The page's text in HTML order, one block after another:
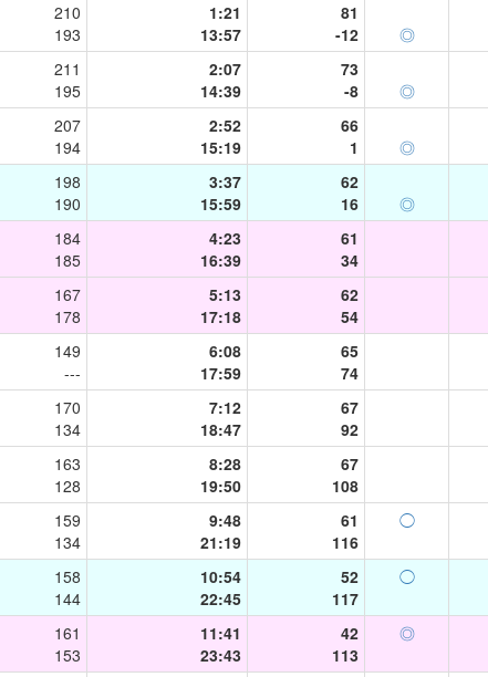
210
193
1:21
13:57
81
-12
◎
211
195
2:07
14:39
73
-8
◎
207
194
2:52
15:19
66
1
◎
198
190
3:37
15:59
62
16
◎
184
185
4:23
16:39
61
34
167
178
5:13
17:18
62
54
149
---
6:08
17:59
65
74
170
134
7:12
18:47
67
92
163
128
8:28
19:50
67
108
159
134
9:48
21:19
61
116
◯
158
144
10:54
22:45
52
117
◯
161
153
11:41
23:43
42
113
◎